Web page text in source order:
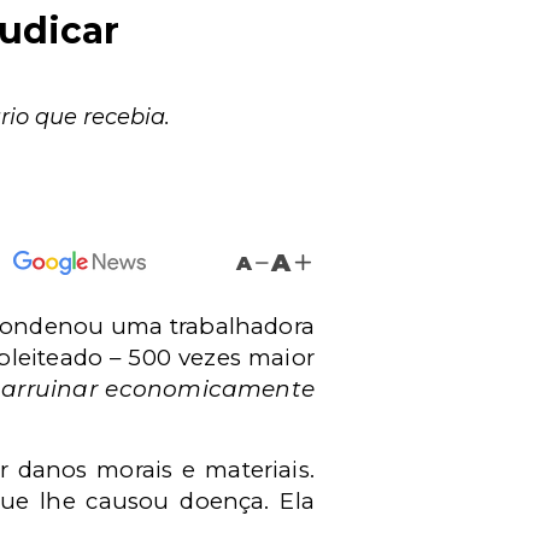
que recebia.
A A
uma trabalhadora
– 500 vezes maior
economicamente
morais e materiais.
lhe causou doença. Ela